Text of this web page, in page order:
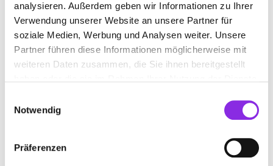
analysieren. Außerdem geben wir Informationen zu Ihrer
Verwendung unserer Website an unsere Partner für
soziale Medien, Werbung und Analysen weiter. Unsere
Partner führen diese Informationen möglicherweise mit
weiteren Daten zusammen, die Sie ihnen bereitgestellt
Notwendig
Präferenzen
REISEN & ÜBERNACHTEN
SERVICE & DIENSTLEISTUNGEN